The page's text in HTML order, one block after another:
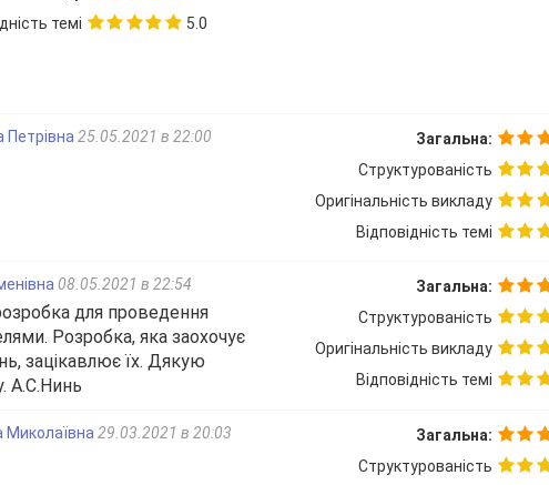
в подорож шукати скарби капітана Флінта.
Флінт?
шотландського письменника Роберта Луіса Стівенсона
у 1831 році.( Слайд 3)
далека, але небезпечна, тому беремо із собою дружних,
чому вирушаємо в подорож складемо пазли. На пазлах
темі
5.0
Петрівна 25.05.2021 в 22:00 Загальна:
Структурованість
Оригінальність викладу
Відповідність темі
08.05.2021 в 22:54
для проведення
Розробка, яка заохочує
зацікавлює їх. Дякую
А.С.Нинь
Загальна:
Структурованість
Оригінальність викладу
Відповідність темі
Миколаївна 29.03.2021 в 20:03 Загальна:
Структурованість